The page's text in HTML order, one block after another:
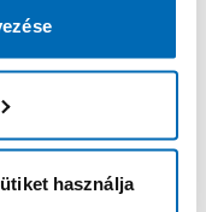
használja